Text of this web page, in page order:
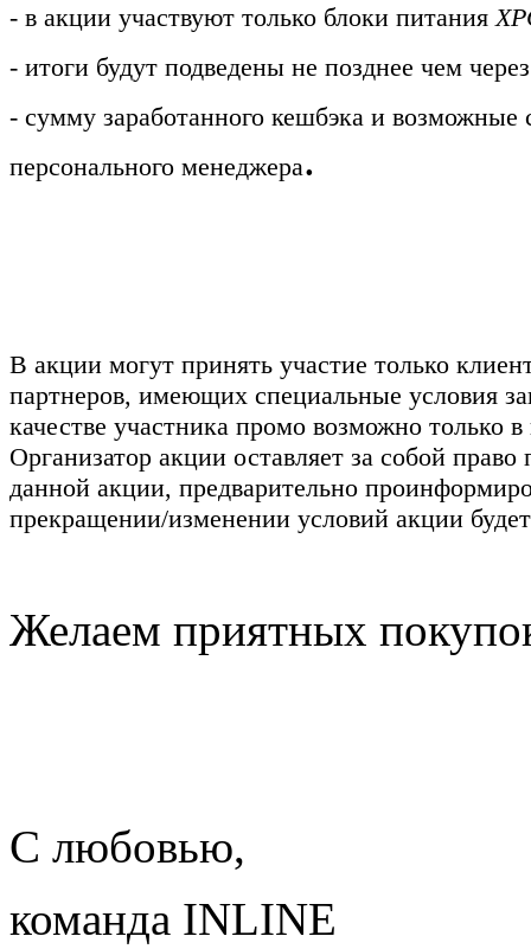
- в акции участвуют только блоки питания
- итоги будут подведены не позднее чем
- сумму заработанного кешбэка и
персонального менеджера.
В акции могут принять участие только
партнеров, имеющих специальные условия
качестве участника промо возможно только
Организатор акции оставляет за собой
данной акции, предварительно
прекращении/изменении условий акции
Желаем приятных
С любовью,
команда INLINE